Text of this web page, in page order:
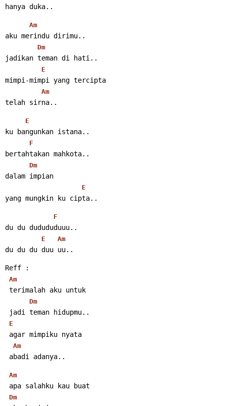
hanya duka..
Am
aku merindu dirimu..
Dm
jadikan teman di hati..
E
mimpi-mimpi yang tercipta
Am
telah sirna..
E
ku bangunkan istana..
F
bertahtakan mahkota..
Dm
dalam impian
E
yang mungkin ku cipta..
F
du du dudududuuu..
E Am
du du du duu uu..
Reff :
Am
terimalah aku untuk
Dm
jadi teman hidupmu..
E
agar mimpiku nyata
Am
abadi adanya..
Am
apa salahku kau buat
Dm